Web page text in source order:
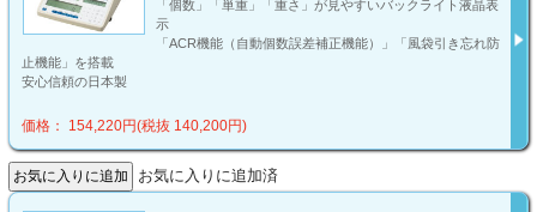
「個数」「単重」「重さ」が見やすいバックライト液晶表
示
「ACR機能（自動個数誤差補正機能）」「風袋引き忘れ防
止機能」を搭載
安心信頼の日本製
価格： 154,220円(税抜 140,200円)
お気に入りに追加済